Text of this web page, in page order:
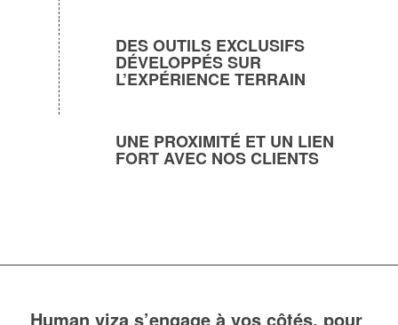
DES OUTILS EXCLUSIFS
DÉVELOPPÉS SUR
L’EXPÉRIENCE TERRAIN
UNE PROXIMITÉ ET UN LIEN
FORT AVEC NOS CLIENTS
Human viza s’engage à vos côtés, pour